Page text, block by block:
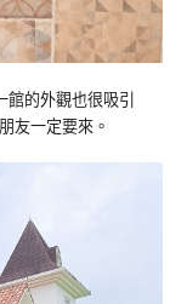
的外觀也很吸引
友一定要來。